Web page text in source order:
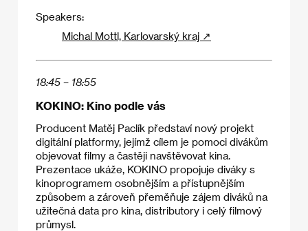
Speakers:
Michal Mottl, Karlovarský kraj ↗
18:45 – 18:55
KOKINO: Kino podle vás
Producent Matěj Paclík představí nový projekt
digitální platformy, jejímž cílem je pomoci divákům
objevovat filmy a častěji navštěvovat kina.
Prezentace ukáže, KOKINO propojuje diváky s
kinoprogramem osobnějším a přístupnějším
způsobem a zároveň přeměňuje zájem diváků na
užitečná data pro kina, distributory i celý filmový
průmysl.